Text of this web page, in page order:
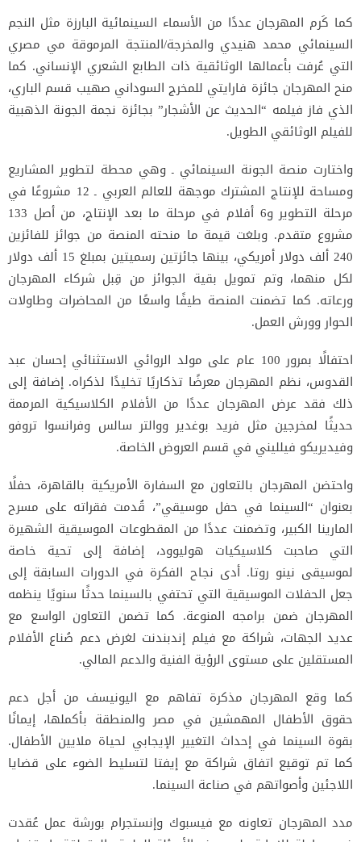
كما كَرم المهرجان عددًا من الأسماء السينمائية البارزة مثل النجم
السينمائي محمد هنيدي والمخرجة/المنتجة المرموقة مي مصري
التي عُرفت بأعمالها الوثائقية ذات الطابع الشعري الإنساني. كما
منح المهرجان جائزة فارايتي للمخرج السوداني صهيب قسم الباري،
الذي فاز فيلمه “الحديث عن الأشجار” بجائزة نجمة الجونة الذهبية
للفيلم الوثائقي الطويل.
واختارت منصة الجونة السينمائي ـ وهي محطة لتطوير المشاريع
ومساحة للإنتاج المشترك موجهة للعالم العربي ـ 12 مشروعًا في
مرحلة التطوير و6 أفلام في مرحلة ما بعد الإنتاج، من أصل 133
مشروع متقدم. وبلغت قيمة ما منحته المنصة من جوائز للفائزين
240 ألف دولار أمريكي، بينها جائزتين رسميتين بمبلغ 15 ألف دولار
لكل منهما، وتم تمويل بقية الجوائز من قِبل شركاء المهرجان
ورعاته. كما تضمنت المنصة طيفًا واسعًا من المحاضرات وطاولات
الحوار وورش العمل.
احتفالًا بمرور 100 عام على مولد الروائي الاستثنائي إحسان عبد
القدوس، نظم المهرجان معرضًا تذكاريًا تخليدًا لذكراه. إضافة إلى
ذلك فقد عرض المهرجان عددًا من الأفلام الكلاسيكية المرممة
حديثًا لمخرجين مثل فريد بوغدير ووالتر سالس وفرانسوا تروفو
وفيديريكو فيلليني في قسم العروض الخاصة.
واحتضن المهرجان بالتعاون مع السفارة الأمريكية بالقاهرة، حفلًا
بعنوان “السينما في حفل موسيقي”، قُدمت فقراته على مسرح
المارينا الكبير، وتضمنت عددًا من المقطوعات الموسيقية الشهيرة
التي صاحبت كلاسيكيات هوليوود، إضافة إلى تحية خاصة
لموسيقى نينو روتا. أدى نجاح الفكرة في الدورات السابقة إلى
جعل الحفلات الموسيقية التي تحتفي بالسينما حدثًا سنويًا ينظمه
المهرجان ضمن برامجه المنوعة. كما تضمن التعاون الواسع مع
عديد الجهات، شراكة مع فيلم إندبندنت لغرض دعم صُناع الأفلام
المستقلين على مستوى الرؤية الفنية والدعم المالي.
كما وقع المهرجان مذكرة تفاهم مع اليونيسف من أجل دعم
حقوق الأطفال المهمشين في مصر والمنطقة بأكملها، إيمانًا
بقوة السينما في إحداث التغيير الإيجابي لحياة ملايين الأطفال.
كما تم توقيع اتفاق شراكة مع إيفتا لتسليط الضوء على قضايا
اللاجئين وأصواتهم في صناعة السينما.
مدد المهرجان تعاونه مع فيسبوك وإنستجرام بورشة عمل عُقدت